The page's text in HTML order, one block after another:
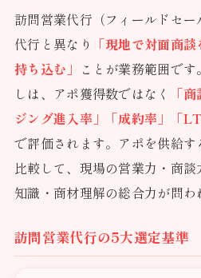
訪問営業代行（フィールドセ
代行と異なり 「現地で対面商
持ち込む」 ことが業務範囲で
しは、アポ獲得数ではなく
「
ジング進入率」「成約率」「
で評価されます。アポを供給す
比較して、現場の営業力・商
知識・商材理解の総合力が問わ
訪問営業代行の5大選定基準